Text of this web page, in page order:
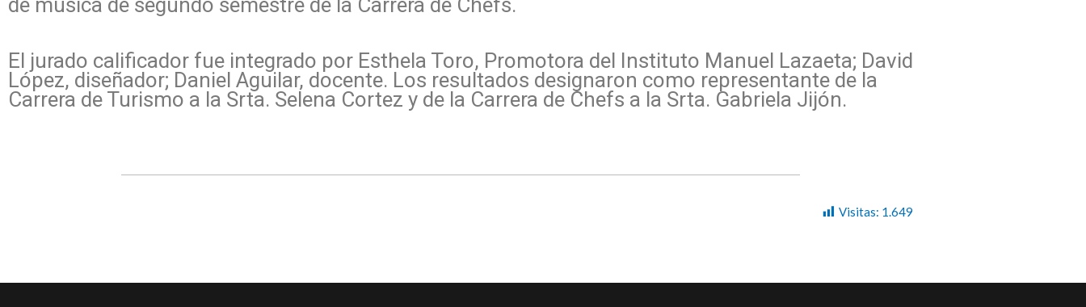
El jurado calificador fue integrado por Esthela Toro, Promotora del Instituto Manuel Lazaeta; David
López, diseñador; Daniel Aguilar, docente. Los resultados designaron como representante de la
Carrera de Turismo a la Srta. Selena Cortez y de la Carrera de Chefs a la Srta. Gabriela Jijón.
Visitas: 1.649